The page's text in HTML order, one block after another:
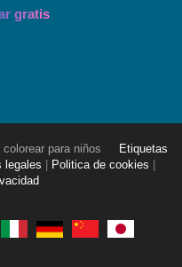
gratis
para niños
Etiquetas
legales Politica de cookies